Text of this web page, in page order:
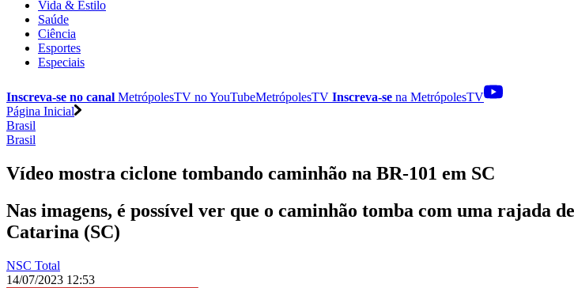
Vida & Estilo
Saúde
Ciência
Esportes
Especiais
Inscreva-se no canal MetrópolesTV noYouTubeMetrópolesTV Inscreva-se na MetrópolesTV
Página Inicial
Brasil
Brasil
Vídeo mostra ciclone tombando caminhão na BR-101 em SC
Nas imagens, é possível ver que o caminhão tomba com uma rajada
Catarina (SC)
NSC Total
14/07/2023 12:53